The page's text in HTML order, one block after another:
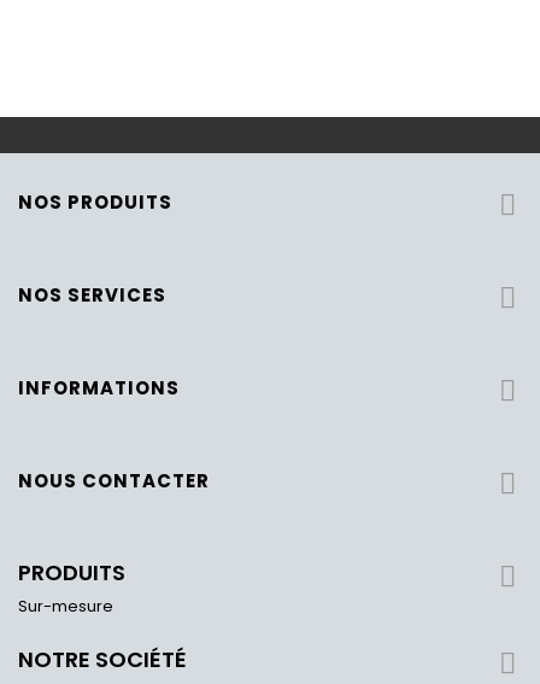
NOS PRODUITS 
NOS SERVICES 
INFORMATIONS 
NOUS CONTACTER 
PRODUITS 
Sur-mesure
NOTRE SOCIÉTÉ 